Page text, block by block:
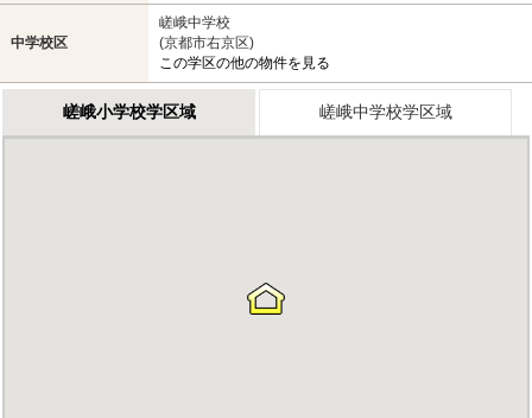
中学校区
嵯峨中学校
(京都市右京区)
この学区の他の物件を見る
嵯峨小学校学区域 嵯峨中学校学区域